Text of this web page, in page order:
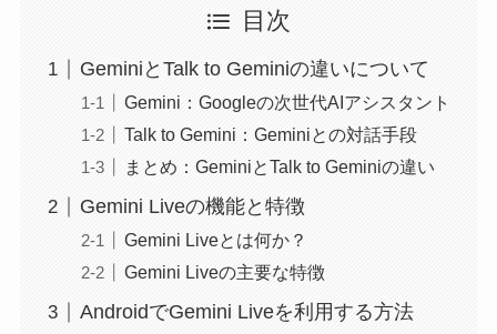
目次
GeminiとTalk to Geminiの違いについて
Gemini：Googleの次世代AIアシスタント
Talk to Gemini：Geminiとの対話手段
まとめ：GeminiとTalk to Geminiの違い
Gemini Liveの機能と特徴
Gemini Liveとは何か？
Gemini Liveの主要な特徴
AndroidでGemini Liveを利用する方法